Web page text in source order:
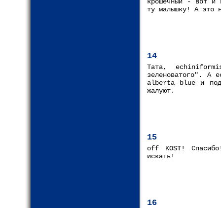
ту малышку! А это
14
Тата,
зеленоватого". А
alberta blue и
жалуют.
15
off KOST!
искать!
16